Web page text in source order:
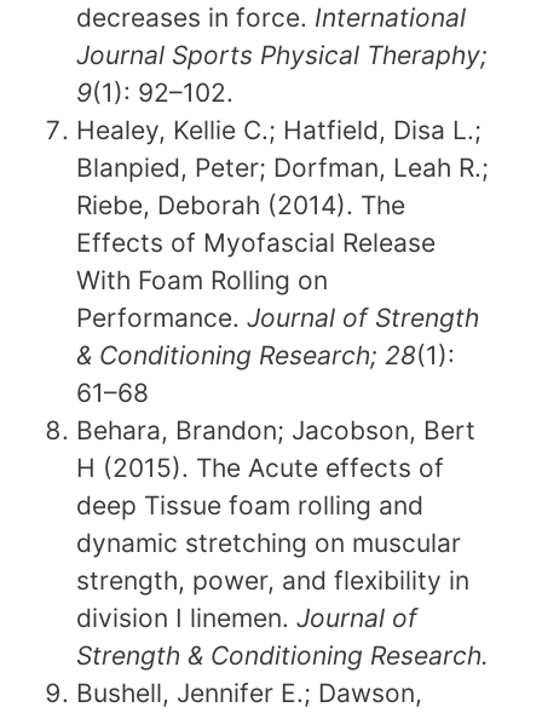
decreases in force. International
Journal Sports Physical Theraphy;
9(1): 92–102.
Healey, Kellie C.; Hatfield, Disa L.;
Blanpied, Peter; Dorfman, Leah R.;
Riebe, Deborah (2014). The
Effects of Myofascial Release
With Foam Rolling on
Performance. Journal of Strength
& Conditioning Research; 28(1):
61–68
Behara, Brandon; Jacobson, Bert
H (2015). The Acute effects of
deep Tissue foam rolling and
dynamic stretching on muscular
strength, power, and flexibility in
division I linemen. Journal of
Strength & Conditioning Research.
Bushell, Jennifer E.; Dawson,